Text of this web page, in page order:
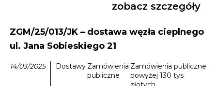
zobacz szczegóły
ZGM/25/013/JK – dostawa węzła cieplnego
ul. Jana Sobieskiego 21
14/03/2025 Dostawy Zamówienia
publiczne
Zamówienia publiczne
powyżej 130 tys